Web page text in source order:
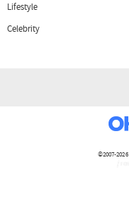
Lifestyle
Celebrity
©2007-2026